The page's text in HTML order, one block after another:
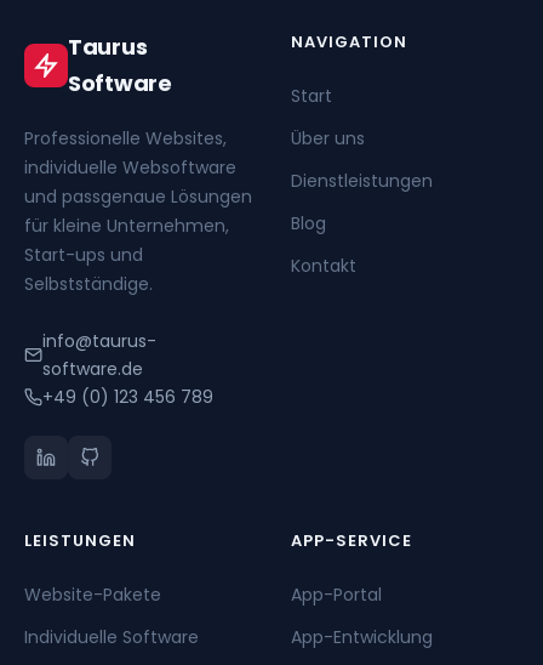
Taurus
Software
Professionelle Websites,
individuelle Websoftware
und passgenaue Lösungen
für kleine Unternehmen,
Start-ups und
Selbstständige.
info@taurus-
software.de
+49 (0) 123 456 789
NAVIGATION
Start
Über uns
Dienstleistungen
Blog
Kontakt
LEISTUNGEN
Website-Pakete
Individuelle Software
APP-SERVICE
App-Portal
App-Entwicklung